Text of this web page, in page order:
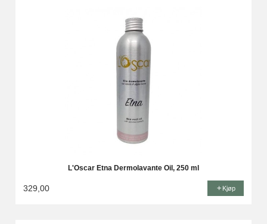
L'Oscar Etna Dermolavante Oil, 250 ml
329,00 Kjøp